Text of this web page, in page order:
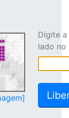
Digite
lado no